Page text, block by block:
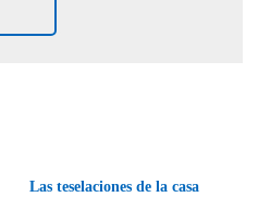
Las teselaciones de la casa